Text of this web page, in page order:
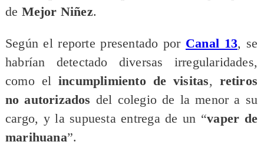
de Mejor Niñez.
Según el reporte presentado por Canal 13, se
habrían detectado diversas irregularidades,
como elincumplimiento de visitas, retiros
no autorizados del colegio de la menor a su
cargo, y la supuesta entrega de un “vaper de
marihuana”.